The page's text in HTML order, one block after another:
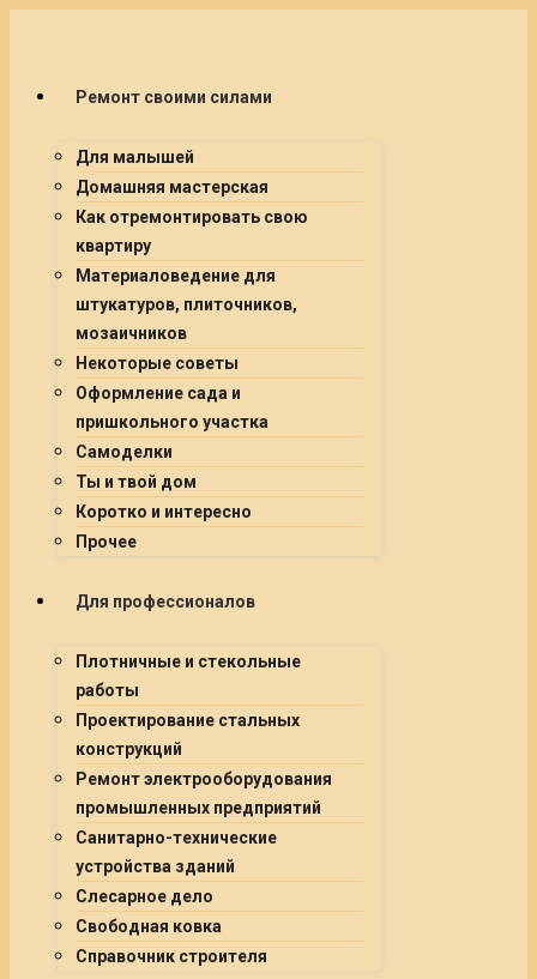
Ремонт своими силами
Для малышей
Домашняя мастерская
Как отремонтировать свою
квартиру
Материаловедение для
штукатуров, плиточников,
мозаичников
Некоторые советы
Оформление сада и
пришкольного участка
Самоделки
Ты и твой дом
Коротко и интересно
Прочее
Для профессионалов
Плотничные и стекольные
работы
Проектирование стальных
конструкций
Ремонт электрооборудования
промышленных предприятий
Санитарно-технические
устройства зданий
Слесарное дело
Свободная ковка
Справочник строителя